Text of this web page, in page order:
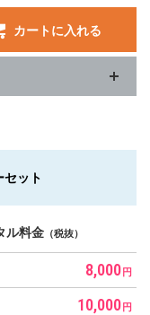
カートに入れる
ット
ル料金 （税抜）
8,000 円
10,000 円